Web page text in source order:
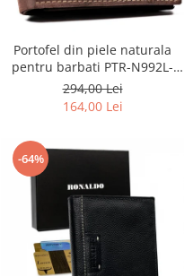
Portofel din piele naturala
pentru barbati PTR-N992L-
CHM-HORSE-BL B
294,00 Lei
164,00 Lei
-64%